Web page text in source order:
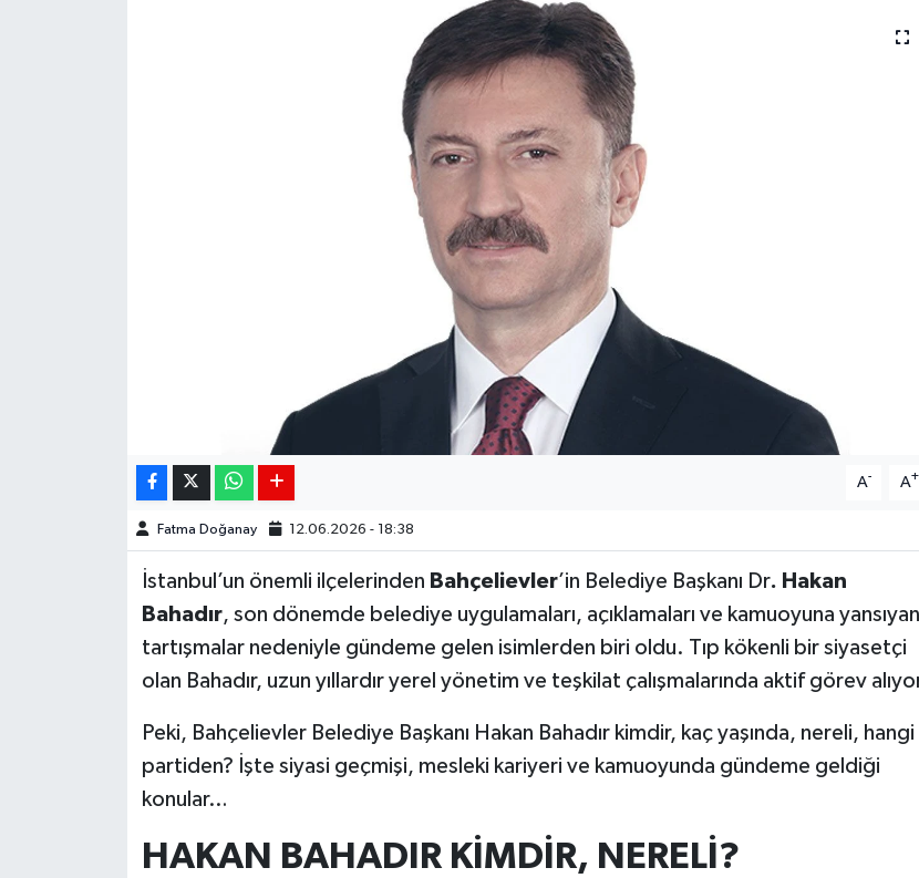
A- A+
Fatma Doğanay 12.06.2026 - 18:38
İstanbul’un önemli ilçelerinden Bahçelievler’in Belediye Başkanı Dr. Hakan
Bahadır, son dönemde belediye uygulamaları, açıklamaları ve kamuoyuna yansıyan
tartışmalar nedeniyle gündeme gelen isimlerden biri oldu. Tıp kökenli bir siyasetçi
olan Bahadır, uzun yıllardır yerel yönetim ve teşkilat çalışmalarında aktif görev
Peki, Bahçelievler Belediye Başkanı Hakan Bahadır kimdir, kaç yaşında, nereli, hangi
partiden? İşte siyasi geçmişi, mesleki kariyeri ve kamuoyunda gündeme geldiği
konular…
HAKAN BAHADIR KİMDİR, NERELİ?